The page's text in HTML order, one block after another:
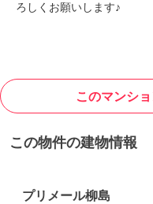
ろしくお願いします♪
このマンシ
この物件の建物情報
プリメール柳島